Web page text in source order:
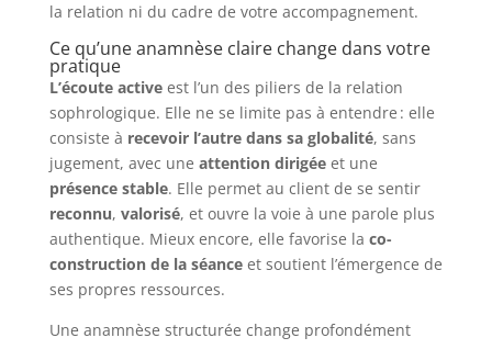
la relation ni du cadre de votre accompagnement.
Ce qu’une anamnèse claire change dans votre
pratique
L’écoute activeest l’un des piliers de la relation
sophrologique. Elle ne se limite pas à entendre : elle
consiste à recevoir l’autre dans sa globalité, sans
jugement, avec une attention dirigéeet une
présence stable. Elle permet au client de se sentir
reconnu, valorisé, et ouvre la voie à une parole plus
authentique. Mieux encore, elle favorise la co-
construction de la séanceet soutient l’émergence de
ses propres ressources.
Une anamnèse structurée change profondément